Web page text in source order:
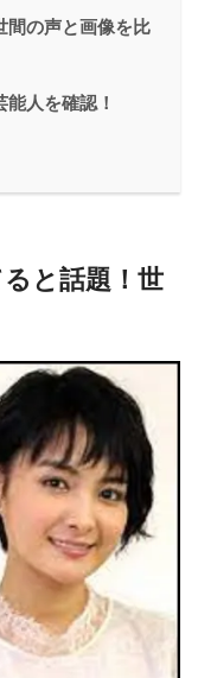
間の声と画像を比
人を確認！
と話題！世